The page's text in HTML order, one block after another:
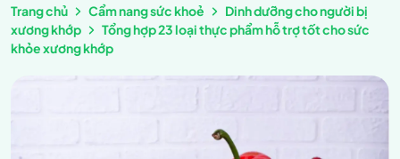
Trang chủ Cẩm nang sức khoẻ
Dinh dưỡng cho người bị
xương khớp
Tổng hợp 23 loại thực phẩm hỗ trợ tốt cho sức
khỏe xương khớp